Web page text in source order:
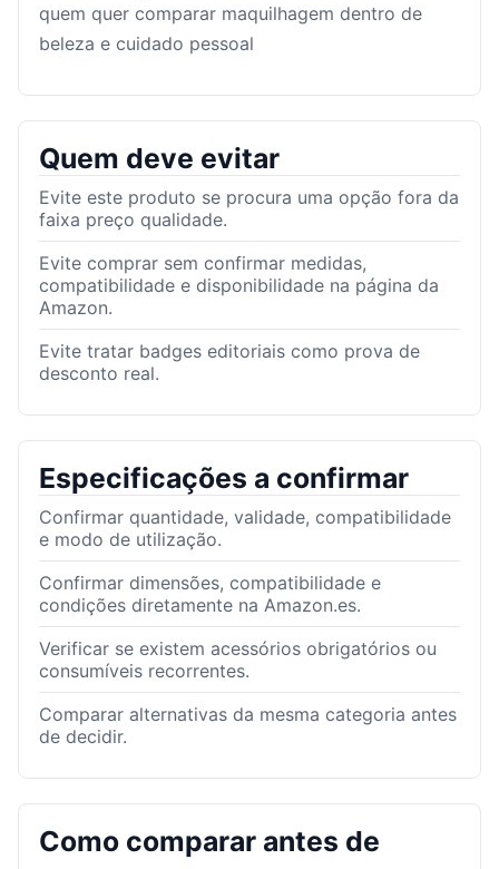
quem quer comparar maquilhagem dentro de
beleza e cuidado pessoal
Quem deve evitar
Evite este produto se procura uma opção fora da
faixa preço qualidade.
Evite comprar sem confirmar medidas,
compatibilidade e disponibilidade na página da
Amazon.
Evite tratar badges editoriais como prova de
desconto real.
Especificações a confirmar
Confirmar quantidade, validade, compatibilidade
e modo de utilização.
Confirmar dimensões, compatibilidade e
condições diretamente na Amazon.es.
Verificar se existem acessórios obrigatórios ou
consumíveis recorrentes.
Comparar alternativas da mesma categoria antes
de decidir.
Como comparar antes de